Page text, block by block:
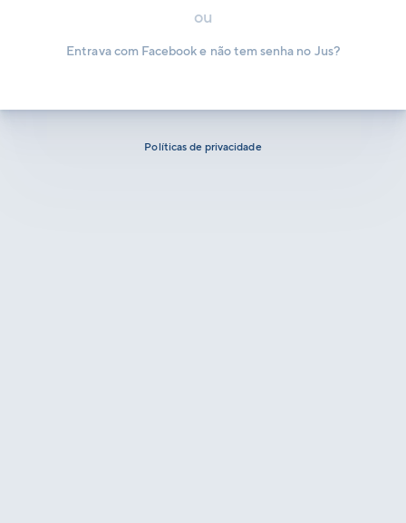
ou
Entrava com Facebook e não tem senha no Jus?
Políticas de privacidade